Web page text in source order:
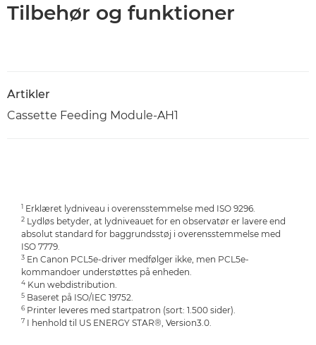
Tilbehør og funktioner
Artikler
Cassette Feeding Module-AH1
1 Erklæret lydniveau i overensstemmelse med ISO 9296.
2 Lydløs betyder, at lydniveauet for en observatør er lavere end
absolut standard for baggrundsstøj i overensstemmelse med
ISO 7779.
3 En Canon PCL5e-driver medfølger ikke, men PCL5e-
kommandoer understøttes på enheden.
4 Kun webdistribution.
5 Baseret på ISO/IEC 19752.
6Printer leveres med startpatron (sort: 1.500 sider).
7 I henhold til US ENERGY STAR®, Version3.0.